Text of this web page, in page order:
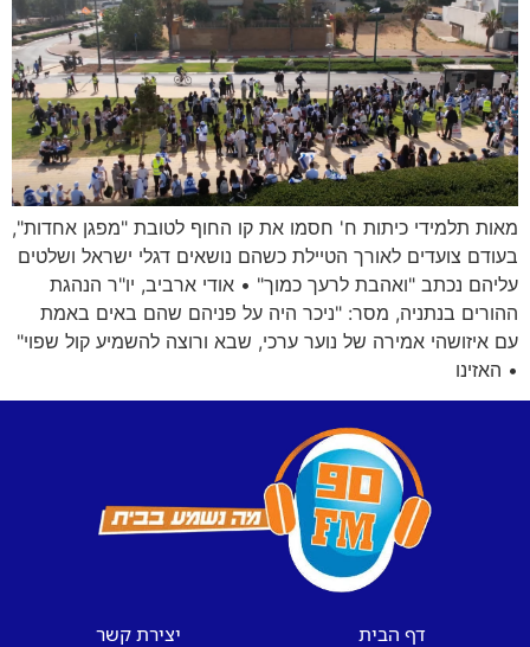
מאות תלמידי כיתות ח' חסמו את קו החוף לטובת "מפגן אחדות",
בעודם צועדים לאורך הטיילת כשהם נושאים דגלי ישראל ושלטים
עליהם נכתב "ואהבת לרעך כמוך" • אודי ארביב, יו"ר הנהגת
ההורים בנתניה, מסר: "ניכר היה על פניהם שהם באים באמת
עם איזושהי אמירה של נוער ערכי, שבא ורוצה להשמיע קול שפוי"
• האזינו
דף הבית יצירת קשר